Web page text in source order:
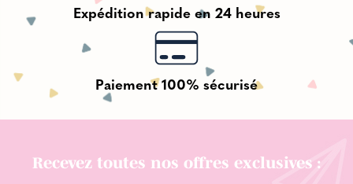
Expédition rapide en 24 heures
Paiement 100% sécurisé
Recevez toutes nos offres exclusives :